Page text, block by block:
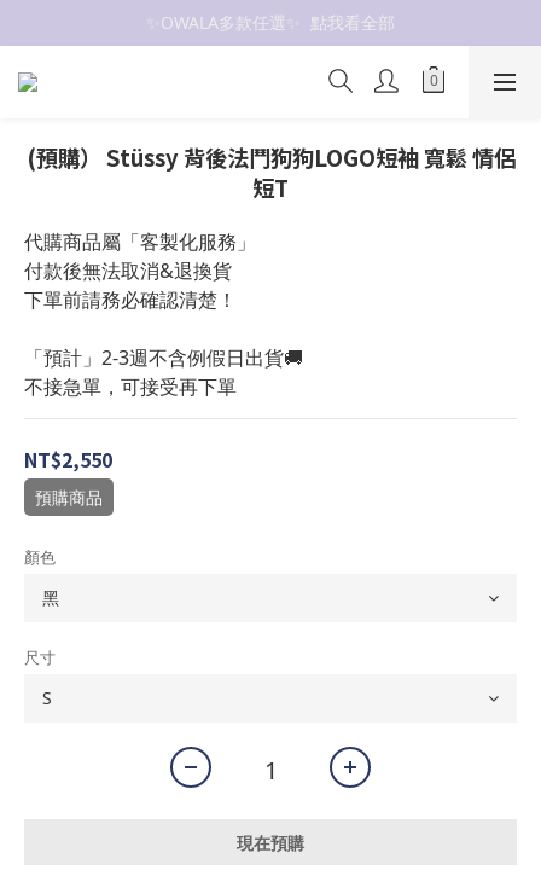
抗UV 50+防曬外套 $299🧊🧊
✨OWALA多款任選✨  點我看全部
抗UV 50+防曬外套 $299🧊🧊
(預購） Stüssy 背後法鬥狗狗LOGO短袖 寬鬆 情侶
短T
代購商品屬「客製化服務」
付款後無法取消&退換貨
下單前請務必確認清楚！
「預計」2-3週不含例假日出貨🚚
不接急單，可接受再下單
NT$2,550
預購商品
顏色
尺寸
現在預購